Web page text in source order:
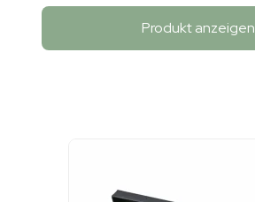
Produkt anzeigen